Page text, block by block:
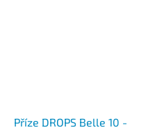
Příze DROPS Belle 10 -